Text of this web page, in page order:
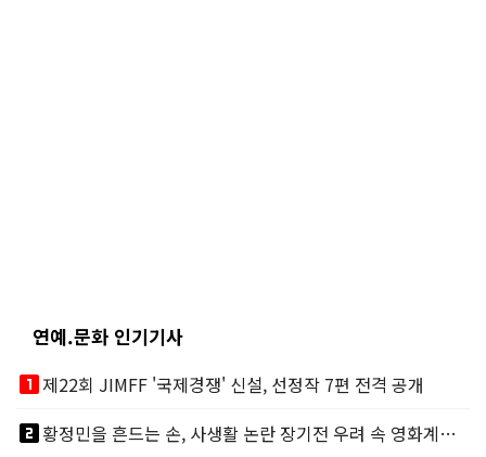
연예.문화 인기기사
looks_one제22회 JIMFF '국제경쟁' 신설, 선정작 7편 전격 공개
looks_two
황정민을 흔드는 손, 사생활 논란 장기전 우려 속 영화계도 리스크